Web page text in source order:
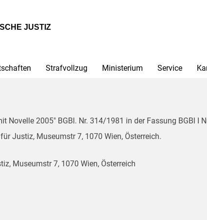
JUSTIZ
Strafvollzug Ministerium Service
Novelle 2005" BGBl. Nr. 314/1981 in der Fassung BGBl I
Justiz, Museumstr 7, 1070 Wien, Österreich.
Museumstr 7, 1070 Wien, Österreich